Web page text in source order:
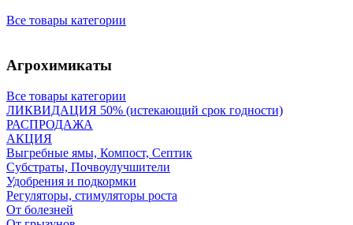
Все товары категории
Агрохимикаты
Все товары категории
ЛИКВИДАЦИЯ 50% (истекающий срок годности)
РАСПРОДАЖА
АКЦИЯ
Выгребные ямы, Компост, Септик
Субстраты, Почвоулучшители
Удобрения и подкормки
Регуляторы, стимуляторы роста
От болезней